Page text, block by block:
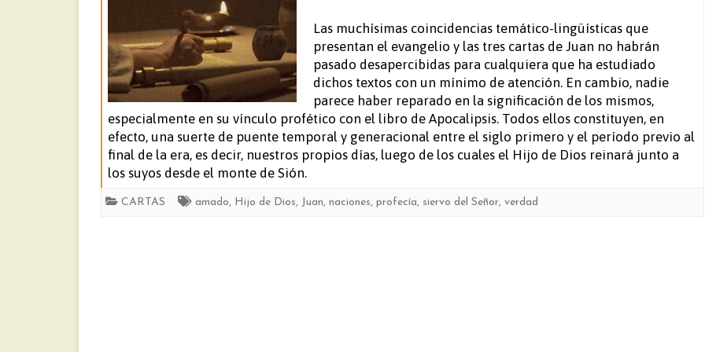
Las muchísimas coincidencias temático-lingüísticas que
presentan el evangelio y las tres cartas de Juan no habrán
pasado desapercibidas para cualquiera que ha estudiado
dichos textos con un mínimo de atención. En cambio, nadie
parece haber reparado en la significación de los mismos,
especialmente en su vínculo profético con el libro de Apocalipsis. Todos ellos constituyen, en
efecto, una suerte de puente temporal y generacional entre el siglo primero y el período previo al
final de la era, es decir, nuestros propios días, luego de los cuales el Hijo de Dios reinará junto a
los suyos desde el monte de Sión.
CARTAS amado, Hijo de Dios, Juan, naciones, profecía, siervo del Señor, verdad